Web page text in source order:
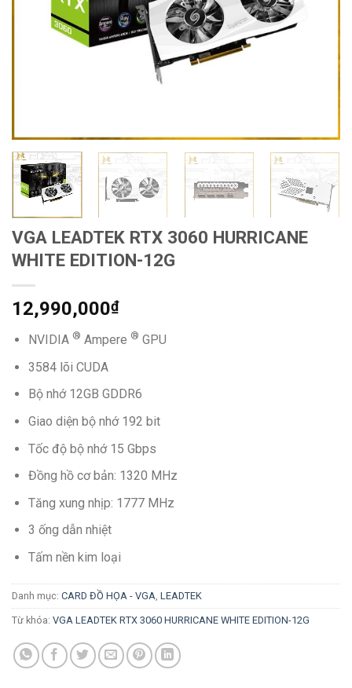
VGA LEADTEK RTX 3060 HURRICANE
WHITE EDITION-12G
12,990,000₫
NVIDIA ® Ampere ® GPU
3584 lõi CUDA
Bộ nhớ 12GB GDDR6
Giao diện bộ nhớ 192 bit
Tốc độ bộ nhớ 15 Gbps
Đồng hồ cơ bản: 1320 MHz
Tăng xung nhịp: 1777 MHz
3 ống dẫn nhiệt
Tấm nền kim loại
Danh mục: CARD ĐỒ HỌA - VGA LEADTEK
Từ khóa: VGA LEADTEK RTX 3060 HURRICANE WHITE EDITION-12G